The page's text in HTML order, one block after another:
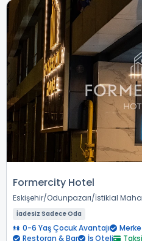
Formercity Hotel
Eskişehir Odunpazarı İstiklal
İadesiz Sadece Oda
0-6 Yaş Çocuk Avantajı
Restoran & Bar
İş Oteli